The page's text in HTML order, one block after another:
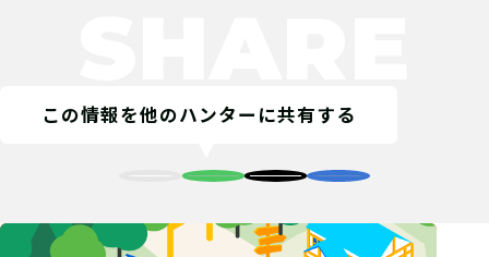
この情報を他のハンターに共有する